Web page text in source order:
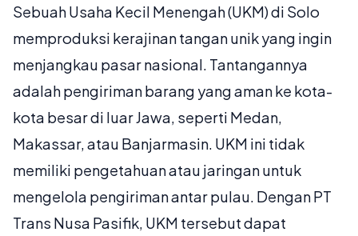
Sebuah Usaha Kecil Menengah (UKM) di Solo
memproduksi kerajinan tangan unik yang ingin
menjangkau pasar nasional. Tantangannya
adalah pengiriman barang yang aman ke kota-
kota besar di luar Jawa, seperti Medan,
Makassar, atau Banjarmasin. UKM ini tidak
memiliki pengetahuan atau jaringan untuk
mengelola pengiriman antar pulau. Dengan PT
Trans Nusa Pasifik, UKM tersebut dapat